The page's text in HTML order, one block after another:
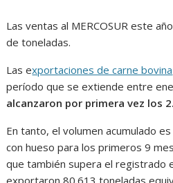
Las ventas al MERCOSUR este
de toneladas.
Las exportaciones de carne bovina
período que se extiende entre
alcanzaron por primera vez los
En tanto, el volumen acumulado
con hueso para los primeros 9
que también supera el registrado
exportaron 80.613 toneladas